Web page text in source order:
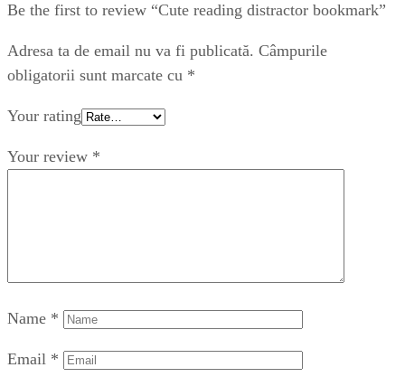
Be the first to review “Cute reading distractor bookmark”
Adresa ta de email nu va fi publicată. Câmpurile
obligatorii sunt marcate cu *
Your rating
Your review *
Name *
Email *